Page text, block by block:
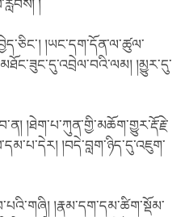
།
།ཡང་དག་དོན་ལ་ཚུལ་
།མྱུར་དུ་
།ཐེག་པ་ཀུན་གྱི་མཆོག་གྱུར་རྡོ་རྗེ་
།བདེ་བླག་ཉིད་དུ་འཇུག་
།རྣམ་དག་དམ་ཚིག་སྡོམ་